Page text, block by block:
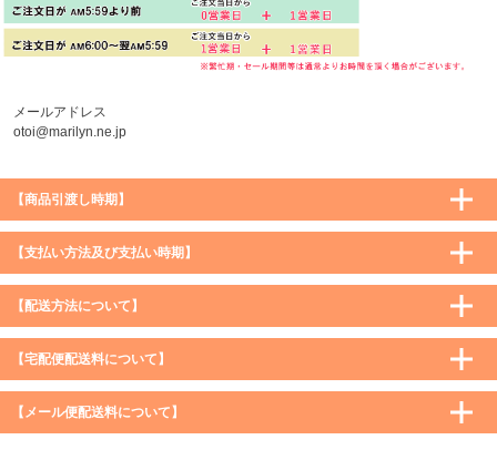
メールアドレス
otoi@marilyn.ne.jp
【商品引渡し時期】
【支払い方法及び支払い時期】
【配送方法について】
【宅配便配送料について】
購入価格 ／ 地域 通常 沖縄・離島など一部地域
5,900円（税込）未満
590円（税込）
【メール便配送料について】